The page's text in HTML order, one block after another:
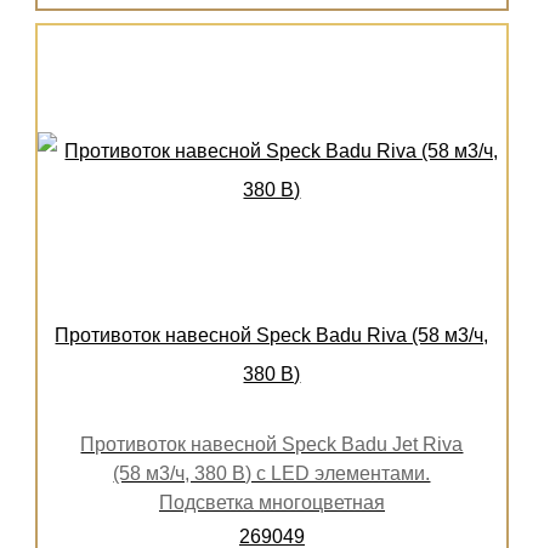
Противоток навесной Speck Badu Riva (58 м3/ч,
380 В)
Противоток навесной Speck Badu Jet Riva
(58 м3/ч, 380 В) с LED элементами.
Подсветка многоцветная
269049